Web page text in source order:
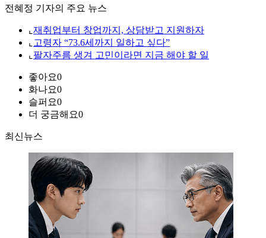
전혜정 기자의 주요 뉴스
⌞ 재취업부터 창업까지, 상담받고 지원하자
⌞ 고령자 “73.6세까지 일하고 싶다”
⌞ 팔자주름 생겨 고민이라면 지금 해야 할 일
좋아요0
화나요0
슬퍼요0
더 궁금해요0
최신뉴스